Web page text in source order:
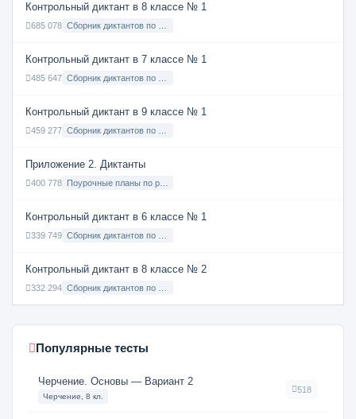
Контрольный диктант в 8 классе № 1
685 078
Контрольный диктант в 7 классе № 1
485 647
Контрольный диктант в 9 классе № 1
459 277
Приложение 2. Диктанты
400 778
Контрольный диктант в 6 классе № 1
339 749
Контрольный диктант в 8 классе № 2
332 294
Популярные тесты
Черчение. Основы — Вариант 2
Черчение, 8 кл.
518